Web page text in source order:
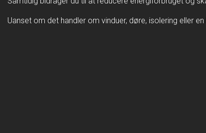
Uanset om det handler om vinduer, døre, isolering eller